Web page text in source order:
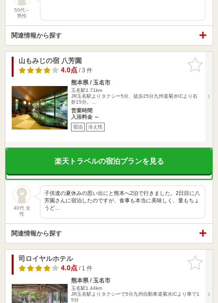
50代～
男性
関連情報から探す
お気に入
りに追加
山もみじの宿 八芳園
4.0点/ 3 件
熊本県 / 玉名市
玉名駅1.71km
JR玉名駅よりタクシー5分、徒歩25分九州道菊水ICより右
折15分。…
営業時間
入浴料金 ～
宿泊 冷え性
楽天トラベルの宿泊プランを見る
40代 女
性
子供達の夏休みの思い出にと熊本へ2泊で行きました。2日目に八
芳園さんに宿泊したのですが、食事も本当に美味しく、量もちょ
うど…
関連情報から探す
お気に入
りに追加
司ロイヤルホテル
4.0点/ 1 件
熊本県 / 玉名市
玉名駅1.44km
JR玉名駅よりタクシーで5分九州自動車道菊水ICより車で1
5分